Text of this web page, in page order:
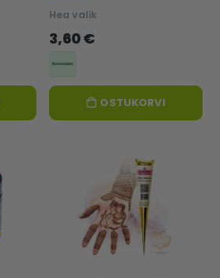
Hea valik
3,60 €
OSTUKORVI